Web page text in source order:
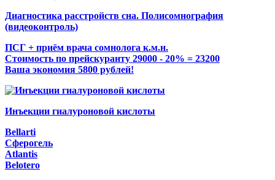
Диагностика расстройств сна. Полисомнография
(видеоконтроль)
ПСГ + приём врача сомнолога к.м.н.
Стоимость по прейскуранту 29000 - 20% = 23200
Ваша экономия 5800 рублей!
Инъекции гиалуроновой кислоты
Bellarti
Сферогель
Atlantis
Belotero